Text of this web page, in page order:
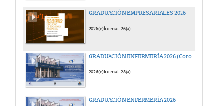
GRADUACIÓN EMPRESARIALES 2026
2026(e)ko mai. 26(a)
2026(e)ko mai. 28(a)
GRADUACIÓN ENFERMERÍA 2026